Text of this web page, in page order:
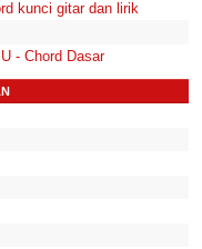
kunci gitar dan lirik
- Chord Dasar